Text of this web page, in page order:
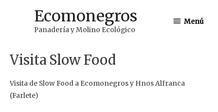
Ecomonegros
Panadería y Molino Ecológico
Menú
Menú
Visita Slow Food
Visita de Slow Food a Ecomonegros y Hnos Alfranca
(Farlete)